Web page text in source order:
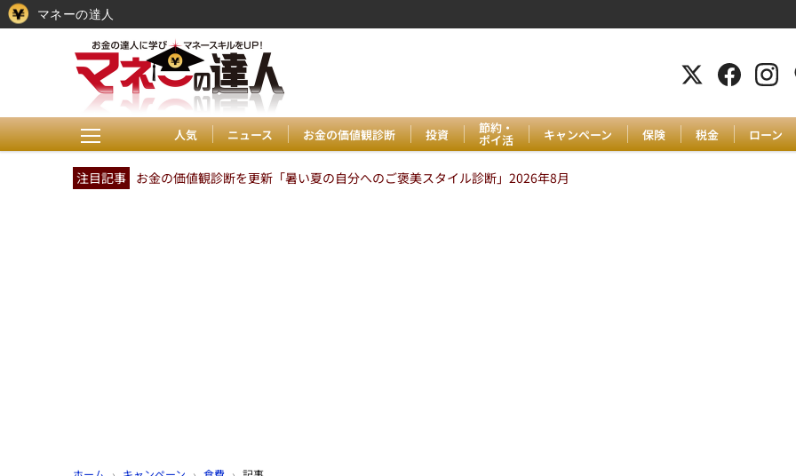
人気 ニュース お金の価値観診断 投資 節約・
ポイ活 キャンペーン 保険 税金 ローン
注目記事 お金の価値観診断を更新「暑い夏の自分へのご褒美スタイル診断」2026年8月
マネーの達人